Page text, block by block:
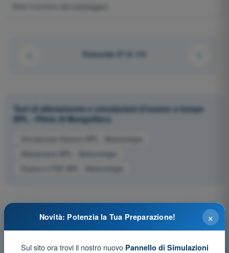
Solo il numero dei passeggeri.
Domanda 27 di 114
Test di allenamento e simulazioni d'esame a tempo
BPL - Pilota di Mongolfiera
Simulazione d'esame BPL - Meteorologia
Allenamento BPL - Meteorologia
Esame in PDF BPL - Meteorologia
×
Novità: Potenzia la Tua Preparazione!
Sul sito ora trovi il nostro nuovo Pannello di Simulazioni